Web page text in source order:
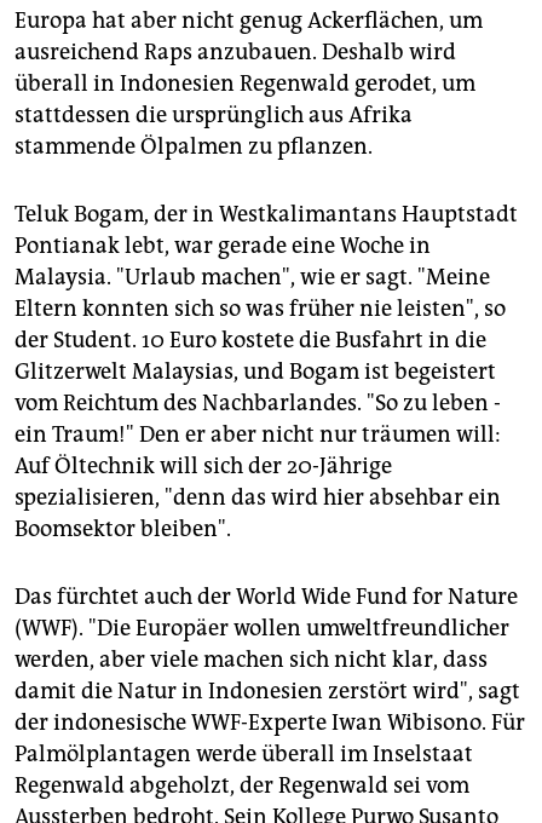
Tonne kostet Palmöl derzeit weniger als Erdöl. Im
Jahr 2006 wurden in Deutschland350.000 Tonnen
Palmöl verheizt,etwa ein Drittel der Importmenge.
Das Verbrennen von Pflanzenöl wird sogar nach dem
Erneuerbare-Energien-Gesetzsubventioniert: im
Jahr 2007 mit 200 Millionen Euro.
Handlungsmöglichkeiten der VerbraucherInnen für
einenPalmölboykott sind derzeit gering. Das Öl ist
billig, es wird überall verwendet und ist nicht
zertifiziert. Es bleiben nur die Eindämmung von
Missbrauch und die Durchsetzung einer umfassenden
Nachhaltigkeitszertifizierung".TAZ
Europa hat aber nicht genug Ackerflächen, um
ausreichend Raps anzubauen. Deshalb wird
überall in Indonesien Regenwald gerodet, um
stattdessen die ursprünglich aus Afrika
stammende Ölpalmen zu pflanzen.
Teluk Bogam, der in Westkalimantans Hauptstadt
Pontianak lebt, war gerade eine Woche in
Malaysia. "Urlaub machen", wie er sagt. "Meine
Eltern konnten sich so was früher nie leisten", so
der Student. 10 Euro kostete die Busfahrt in die
Glitzerwelt Malaysias, und Bogam ist begeistert
vom Reichtum des Nachbarlandes. "So zu leben -
ein Traum!" Den er aber nicht nur träumen will:
Auf Öltechnik will sich der 20-Jährige
spezialisieren, "denn das wird hier absehbar ein
Boomsektor bleiben".
Das fürchtet auch der World Wide Fund for Nature
(WWF). "Die Europäer wollen umweltfreundlicher
werden, aber viele machen sich nicht klar, dass
damit die Natur in Indonesien zerstört wird", sagt
der indonesische WWF-Experte Iwan Wibisono. Für
Palmölplantagen werde überall im Inselstaat
Regenwald abgeholzt, der Regenwald sei vom
Aussterben bedroht. Sein Kollege Purwo Susanto